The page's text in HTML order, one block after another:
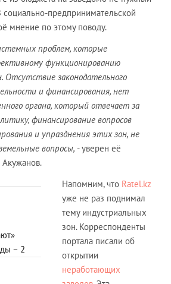
социально-предпринимательской
мнение по этому поводу.
проблем, которые
функционированию
Отсутствие законодательного
и финансирования, нет
органа, который отвечает за
финансирование вопросов
и упразднения этих зон, не
вопросы, - уверен её
Акужанов.
– 2
Напомним, что Ratel.kz
уже не раз поднимал
тему индустриальных
зон. Корреспонденты
портала писали об
открытии
неработающих